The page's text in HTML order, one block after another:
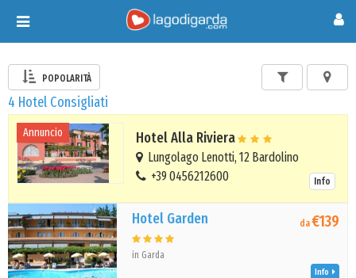
Toggle
navigation
POPOLARITÀ
4 Hotel Consigliati
Annuncio Hotel Alla Riviera
Lungolago Lenotti, 12 Bardolino
+39 0456212600
Info
Hotel Garden
in Garda
da€139
Info